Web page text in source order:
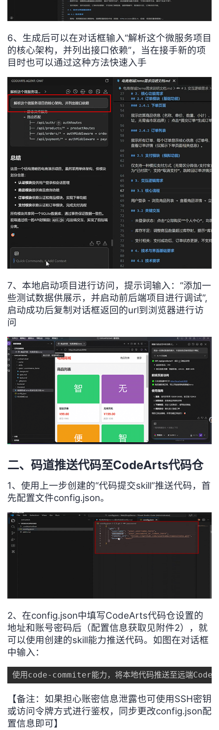
6、生成后可以在对话框输入“解析这个微服务项目
的核心架构，并列出接口依赖”，当在接手新的项
目时也可以通过这种方法快速入手
7、本地启动项目进行访问，提示词输入：“添加一
些测试数据供展示，并启动前后端项目进行调试”,
启动成功后复制对话框返回的url到浏览器进行访
问
二、码道推送代码至CodeArts代码仓
1、使用上一步创建的“代码提交skill”推送代码，首
先配置文件config.json。
2、在config.json中填写CodeArts代码仓设置的
地址和账号密码后（配置信息获取见附件2），就
可以使用创建的skill能力推送代码。如图在对话框
中输入：
使用code-commiter能力，将本地代码推送至远端
【备注：如果担心账密信息泄露也可使用SSH密钥
或访问令牌方式进行鉴权，同步更改config.json配
置信息即可】